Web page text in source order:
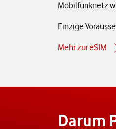
Mobilfunknetz
Einzige
Mehr zur eSIM
Darum